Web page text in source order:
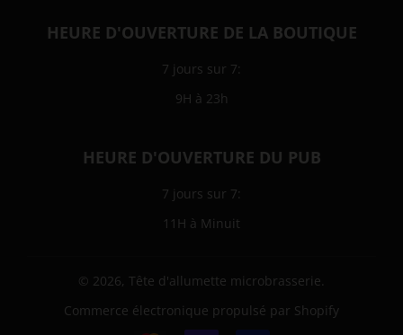
HEURE D'OUVERTURE DE LA BOUTIQUE
7 jours sur 7:
9H à 23h
HEURE D'OUVERTURE DU PUB
7 jours sur 7:
11H à Minuit
© 2026, Tête d'allumette microbrasserie.
Commerce électronique propulsé par Shopify